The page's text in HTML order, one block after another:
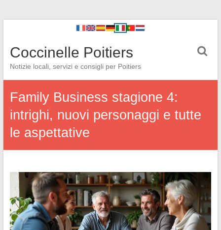
Coccinelle Poitiers
Notizie locali, servizi e consigli per Poitiers
Family Business stagione 4:
intrighi, nuovi personaggi e tutte
le aspettative